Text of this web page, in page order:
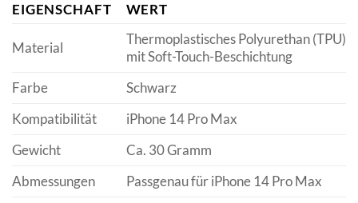
EIGENSCHAFT
WERT
Material
Thermoplastisches Polyurethan (TPU)
mit Soft-Touch-Beschichtung
Farbe
Schwarz
Kompatibilität
iPhone 14 Pro Max
Gewicht
Ca. 30 Gramm
Abmessungen
Passgenau für iPhone 14 Pro Max